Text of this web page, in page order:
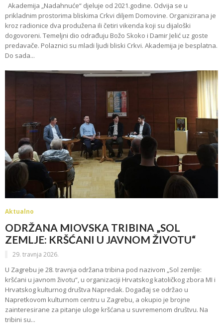
Akademija „Nadahnuće“ djeluje od 2021.godine. Odvija se u
prikladnim prostorima bliskima Crkvi diljem Domovine. Organizirana je
kroz radionice dva produžena ili četiri vikenda koji su dijaloški
dogovoreni. Temeljni dio odrađuju Božo Skoko i Damir Jelić uz goste
predavače. Polaznici su mladi ljudi bliski Crkvi. Akademija je besplatna.
Do sada...
Aktualno
ODRŽANA MIOVSKA TRIBINA „SOL
ZEMLJE: KRŠĆANI U JAVNOM ŽIVOTU“
29. travnja 2026.
U Zagrebu je 28. travnja održana tribina pod nazivom „Sol zemlje:
kršćani u javnom životu“, u organizaciji Hrvatskog katoličkog zbora MI i
Hrvatskog kulturnog društva Napredak. Događaj se održao u
Napretkovom kulturnom centru u Zagrebu, a okupio je brojne
zainteresirane za pitanje uloge kršćana u suvremenom društvu. Na
tribini su...